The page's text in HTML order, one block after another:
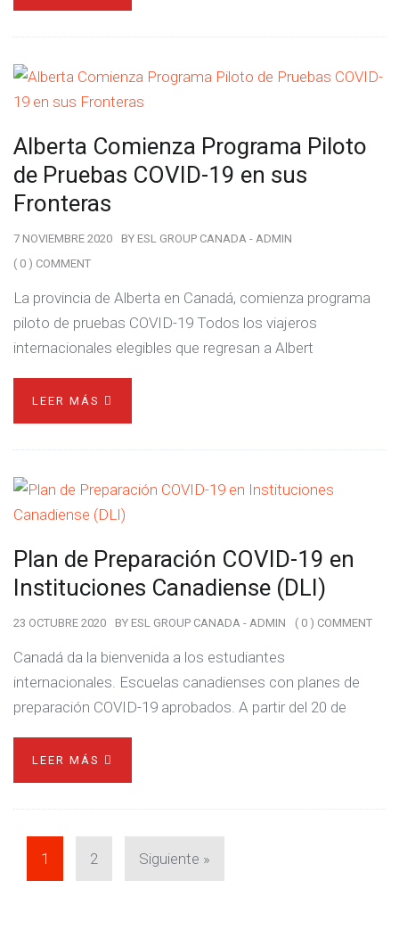
Alberta Comienza Programa Piloto
de Pruebas COVID-19 en sus
Fronteras
7 NOVIEMBRE 2020 BY ESL GROUP CANADA - ADMIN
( 0 ) COMMENT
La provincia de Alberta en Canadá, comienza programa
piloto de pruebas COVID-19 Todos los viajeros
internacionales elegibles que regresan a Albert
LEER MÁS
Plan de Preparación COVID-19 en
Instituciones Canadiense (DLI)
23 OCTUBRE 2020 BY ESL GROUP CANADA - ADMIN ( 0 ) COMMENT
Canadá da la bienvenida a los estudiantes
internacionales. Escuelas canadienses con planes de
preparación COVID-19 aprobados. A partir del 20 de
LEER MÁS
1 2 Siguiente »